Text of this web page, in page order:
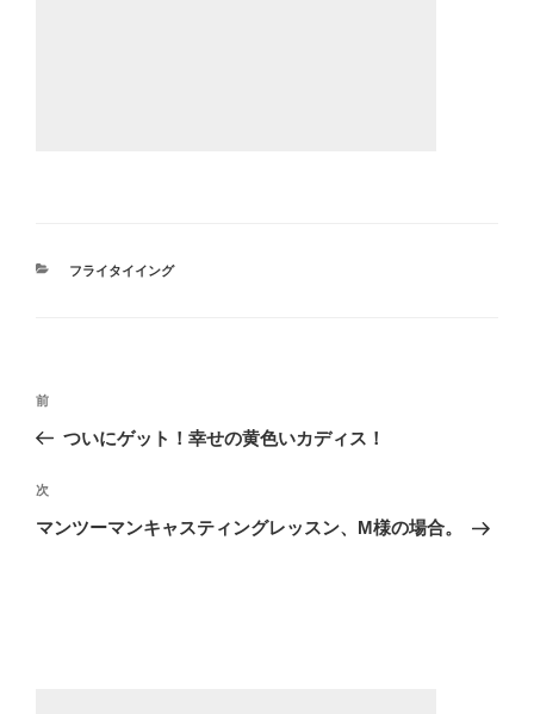
カ
フライタイイング
投
ビ
ゲ
前
の
稿
前
ついにゲット！幸せの黄色いカディス！
次
の
次
マンツーマンキャスティングレッスン、M様の場合。